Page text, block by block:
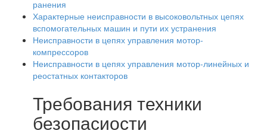
ранения
Характерные неисправности в высоковольтных цепях
вспомогательных машин и пути их устранения
Неисправности в цепях управления мотор-
компрессоров
Неисправности в цепях управления мотор-линейных и
реостатных контакторов
Требования техники
безопасиости